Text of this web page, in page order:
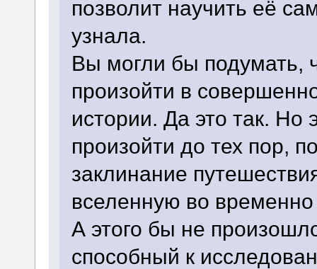
позволит научить её
узнала.
Вы могли бы подумать,
произойти в
истории. Да это так. Но
произойти до тех пор,
заклинание
вселенную во
А этого бы не
способный к